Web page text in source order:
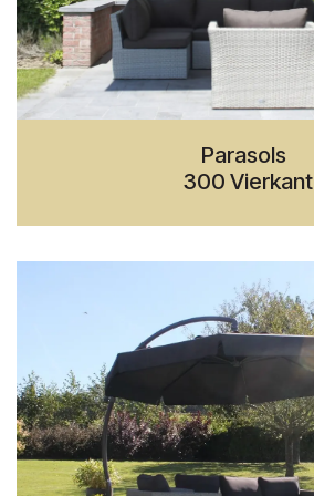
Parasols
300 Vierkant